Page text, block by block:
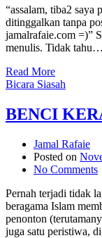
“assalam, tiba2 saya
ditinggalkan tanpa
jamalrafaie.com =)”
menulis. Tidak tahu…
Read More
Bicara Siasah
BENCI
Jamal Rafaie
Posted on
No Comments
Pernah terjadi tidak
beragama Islam
penonton
juga satu peristiwa,